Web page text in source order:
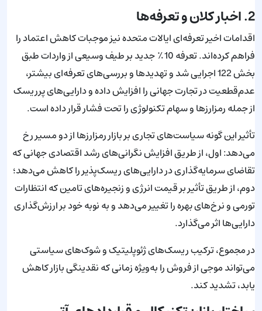
2. اخبار کلان و تعرفه‌ها
اقدامات اخیر تعرفه‌ای ایالات متحده نیز موجبات کاهش اعتماد را
فراهم کرده‌اند. تعرفه 10٪ جدید بر طیف وسیعی از واردات طبق
بخش 122 اجرایی شد و تهدیدها و بررسی‌های تعرفه‌ای بیشتر،
عدم‌قطعیت در تجارت جهانی را افزایش داده و دارایی‌های پرریسک
از جمله رمزارزها و سهام تکنولوژی را تحت فشار قرار داده است.
تأثیر این گونه سیاست‌های تجاری بر بازار رمزارزها از دو مسیر رخ
می‌دهد: اول، از طریق افزایش نگرانی‌های رشد اقتصادی جهانی که
تقاضای سرمایه‌گذاری در دارایی‌های ریسک‌پذیر را کاهش می‌دهد؛
دوم، از طریق تأثیر بر قیمت انرژی و زنجیره‌های تامین که انتظارات
تورمی و نرخ‌های بهره را تغییر می‌دهد و به نوبه خود بر ارزش‌گذاری
دارایی‌ها اثر می‌گذارد.
در مجموع، ترکیب ریسک‌های ژئوپلیتیک و شوک‌های سیاستی
می‌تواند موجی از فروش را به‌ویژه زمانی که نقدینگی بازار کاهش
یابد، تشدید کند.